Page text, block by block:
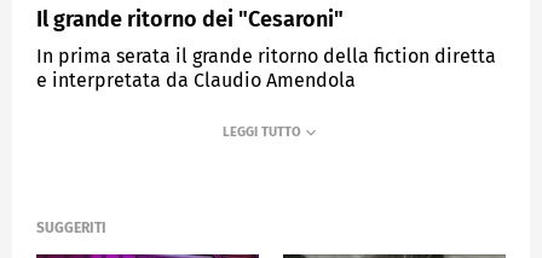
Il grande ritorno dei "Cesaroni"
In prima serata il grande ritorno della fiction diretta
e interpretata da Claudio Amendola
SUGGERITI